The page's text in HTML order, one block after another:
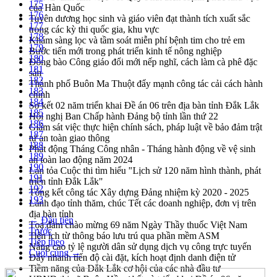
của Hàn Quốc
Tuyên dương học sinh và giáo viên đạt thành tích xuất sắc
trong các kỳ thi quốc gia, khu vực
Khám sàng lọc và tầm soát miễn phí bệnh tim cho trẻ em
Bước tiến mới trong phát triển kinh tế nông nghiệp
Đồng bào Công giáo đổi mới nếp nghĩ, cách làm cà phê đặc
sản
Thành phố Buôn Ma Thuột đẩy mạnh công tác cải cách hành
chính
Sơ kết 02 năm triển khai Đề án 06 trên địa bàn tỉnh Đắk Lắk
Hội nghị Ban Chấp hành Đảng bộ tỉnh lần thứ 22
Giám sát việc thực hiện chính sách, pháp luật về bảo đảm trật
tự an toàn giao thông
Phát động Tháng Công nhân - Tháng hành động về vệ sinh
an toàn lao động năm 2024
Lan tỏa Cuộc thi tìm hiểu "Lịch sử 120 năm hình thành, phát
triển tỉnh Đắk Lắk"
Tổng kết công tác Xây dựng Đảng nhiệm kỳ 2020 - 2025
Lãnh đạo tỉnh thăm, chúc Tết các doanh nghiệp, đơn vị trên
địa bàn tỉnh
Tọa đàm chào mừng 69 năm Ngày Thầy thuốc Việt Nam
Tiện ích từ thông báo lưu trú qua phần mềm ASM
Nâng cao tỷ lệ người dân sử dụng dịch vụ công trực tuyến
Đẩy nhanh tiến độ cài đặt, kích hoạt định danh điện tử
Tiềm năng của Đắk Lắk cơ hội của các nhà đầu tư
175
176
177
178
179
180
181
182
183
184
185
186
187
188
189
190
191
192
193
← Đầu tiên
Trước
Tiếp theo
Cuối cùng →